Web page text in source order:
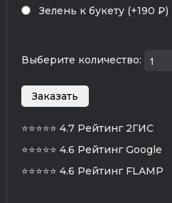
Зелень к букету (+190 ₽)
Выберите количество:
⭐⭐⭐⭐⭐ 4.7 Рейтинг 2ГИС
⭐⭐⭐⭐⭐ 4.6 Рейтинг Google
⭐⭐⭐⭐⭐ 4.6 Рейтинг FLAMP